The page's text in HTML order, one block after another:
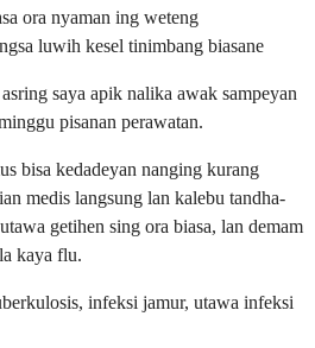
ora nyaman ing weteng
luwih kesel tinimbang biasane
saya apik nalika awak sampeyan
pisanan perawatan.
bisa kedadeyan nanging kurang
medis langsung lan kalebu tandha-
getihen sing ora biasa, lan demam
kaya flu.
infeksi jamur, utawa infeksi